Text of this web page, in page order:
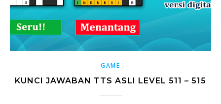
GAME
KUNCI JAWABAN TTS ASLI LEVEL 511 – 515